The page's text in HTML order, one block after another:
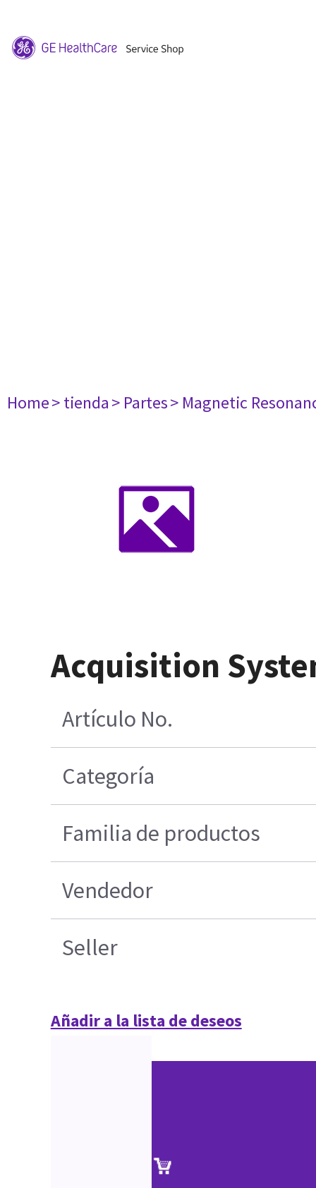
Home> tienda> Partes> Magnetic
Acquisition
Artículo No.
Categoría
Familia de productos
Vendedor
Seller
Añadir a la lista de deseos